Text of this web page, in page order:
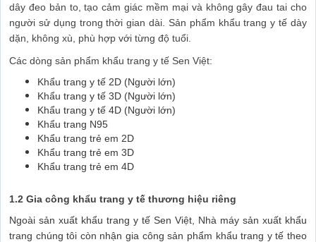
dây đeo bản to, tạo cảm giác mềm mại và không gây đau tai cho
người sử dụng trong thời gian dài. Sản phẩm khẩu trang y tế dày
dặn, không xù, phù hợp với từng độ tuổi.
Các dòng sản phẩm khẩu trang y tế Sen Việt:
Khẩu trang y tế 2D (Người lớn)
Khẩu trang y tế 3D (Người lớn)
Khẩu trang y tế 4D (Người lớn)
Khẩu trang N95
Khẩu trang trẻ em 2D
Khẩu trang trẻ em 3D
Khẩu trang trẻ em 4D
1.2 Gia công khẩu trang y tế thương hiệu riêng
Ngoài sản xuất khẩu trang y tế Sen Việt, Nhà máy sản xuất khẩu
trang chúng tôi còn nhận gia công sản phẩm khẩu trang y tế theo